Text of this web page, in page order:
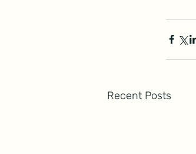
Recent Posts